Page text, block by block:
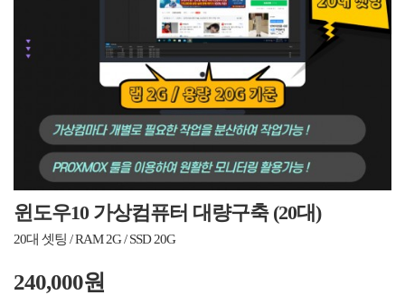
윈도우10 가상컴퓨터 대량구축 (20대)
20대 셋팅 / RAM 2G / SSD 20G
240,000원